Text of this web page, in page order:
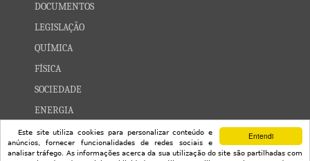
Entendi
Este site utiliza cookies para personalizar conteúdo e
anúncios, fornecer funcionalidades de redes sociais e
analisar tráfego. As informações acerca da sua utilização do site são partilhadas com
DOCUMENTOS
LEGISLAÇÃO
QUÍMICA
FÍSICA
SOCIEDADE
ENERGIA
CONSTELAÇÕES
UNIVERSO